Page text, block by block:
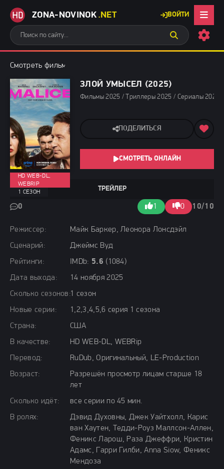
ZONA-NOVINOK .NET ВОЙТИ
Смотреть фильмы бесплатно
ЗЛОЙ УМЫСЕЛ (2025)
Фильмы 2025 / Триллеры 2025 / Сериалы 2025
Режиссер:
Майк Баркер, Леонора Лонсдэйл
Сценарий:
Джеймс Вуд
Рейтинги:
IMDb: 5.6 (1084)
Дата выхода:
14 ноября 2025
Сколько сезонов:1 сезон
Новые серии:
1,2,3,4,5,6 серия 1 сезона
Страна:
США
В качестве:
HD WEB-DL, WEBRip
Перевод:
RuDub, Оригинальный, LE-Production
Возраст:
Разрешён просмотр лицам старше 18
лет
Сколько идёт:
все серии по 45 мин.
В ролях:
Дэвид Духовны, Джек Уайтхолл, Карис
ван Хаутен, Тедди-Роуз Маллсон-Аллен,
Феникс Ларош, Раза Джеффри, Кристин
Адамс, Гарри Гилби, Anna Siow, Феникс
Мендоза
ТРЕЙЛЕР
0 1 0 10/10
HD WEB-DL,
WEBRIP
1 СЕЗОН
ПОДЕЛИТЬСЯ
СМОТРЕТЬ ОНЛАЙН